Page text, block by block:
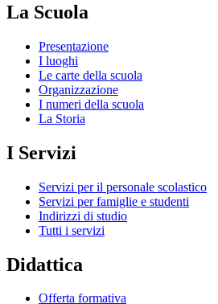
La Scuola
Presentazione
I luoghi
Le carte della scuola
Organizzazione
I numeri della scuola
La Storia
I Servizi
Servizi per il personale scolastico
Servizi per famiglie e studenti
Indirizzi di studio
Tutti i servizi
Didattica
Offerta formativa